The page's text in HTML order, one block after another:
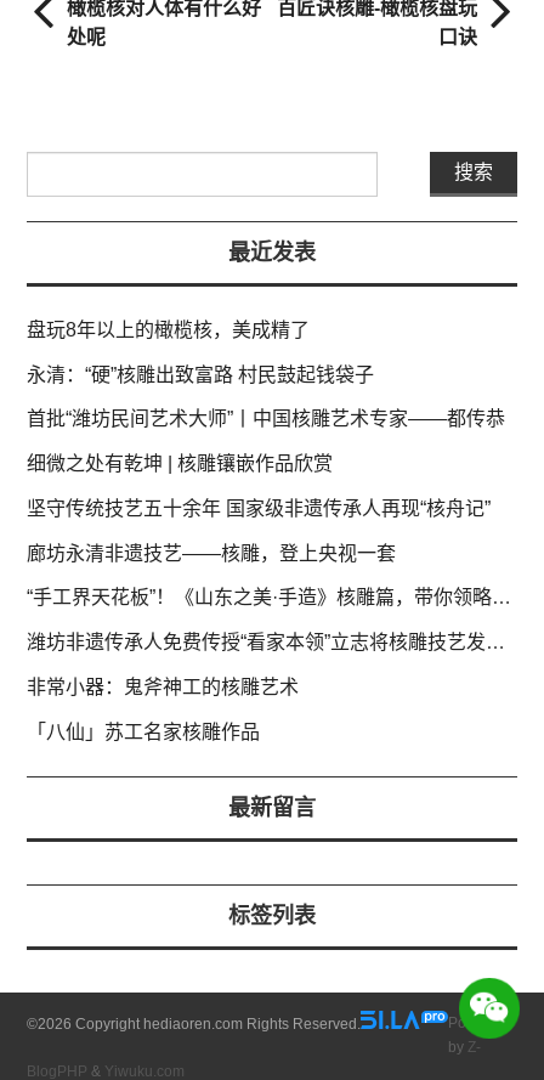
橄榄核对人体有什么好
处呢
百匠诀核雕-橄榄核盘玩
口诀
最近发表
盘玩8年以上的橄榄核，美成精了
永清：“硬”核雕出致富路 村民鼓起钱袋子
首批“潍坊民间艺术大师”丨中国核雕艺术专家——都传恭
细微之处有乾坤 | 核雕镶嵌作品欣赏
坚守传统技艺五十余年 国家级非遗传承人再现“核舟记”
廊坊永清非遗技艺——核雕，登上央视一套
“手工界天花板”！《山东之美·手造》核雕篇，带你领略掌寸间微观世界
潍坊非遗传承人免费传授“看家本领”立志将核雕技艺发扬光大
非常小器：鬼斧神工的核雕艺术
「八仙」苏工名家核雕作品
最新留言
标签列表
©2026 Copyright hediaoren.com Rights Reserved.
Powered
by Z-
BlogPHP & Yiwuku.com